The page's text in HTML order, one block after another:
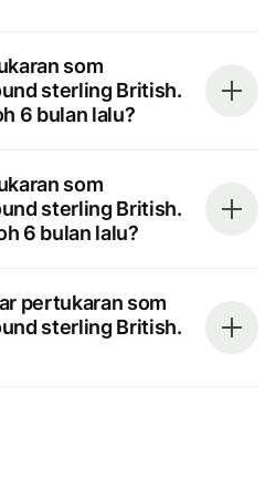
som
sterling British.
6 bulan lalu?
som
sterling British.
6 bulan lalu?
pertukaran som
sterling British.